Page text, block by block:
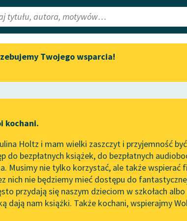
Lektury
redakcyjne
Aktualności
Zapraszamy na spotkanie
literatury skandynawskiej
Wolne Lektury na 32.
Pol’and’Rock Festivalu
„Kochanek Lady Chatterley”
do słuchania na Wolnych
Lekturach
Nowy audiobook – „Marzenie
API
OAI-
Twojego wsparcia!
kochani.
Holtz i mam wielki zaszczyt i przyjemność
do bezpłatnych książek, do bezpłatnych
Musimy nie tylko korzystać, ale także wspierać
nich nie będziemy mieć dostępu do
przydają się naszym dzieciom w szkołach
dają nam książki. Także kochani, wspierajmy
Ania z Wyspy